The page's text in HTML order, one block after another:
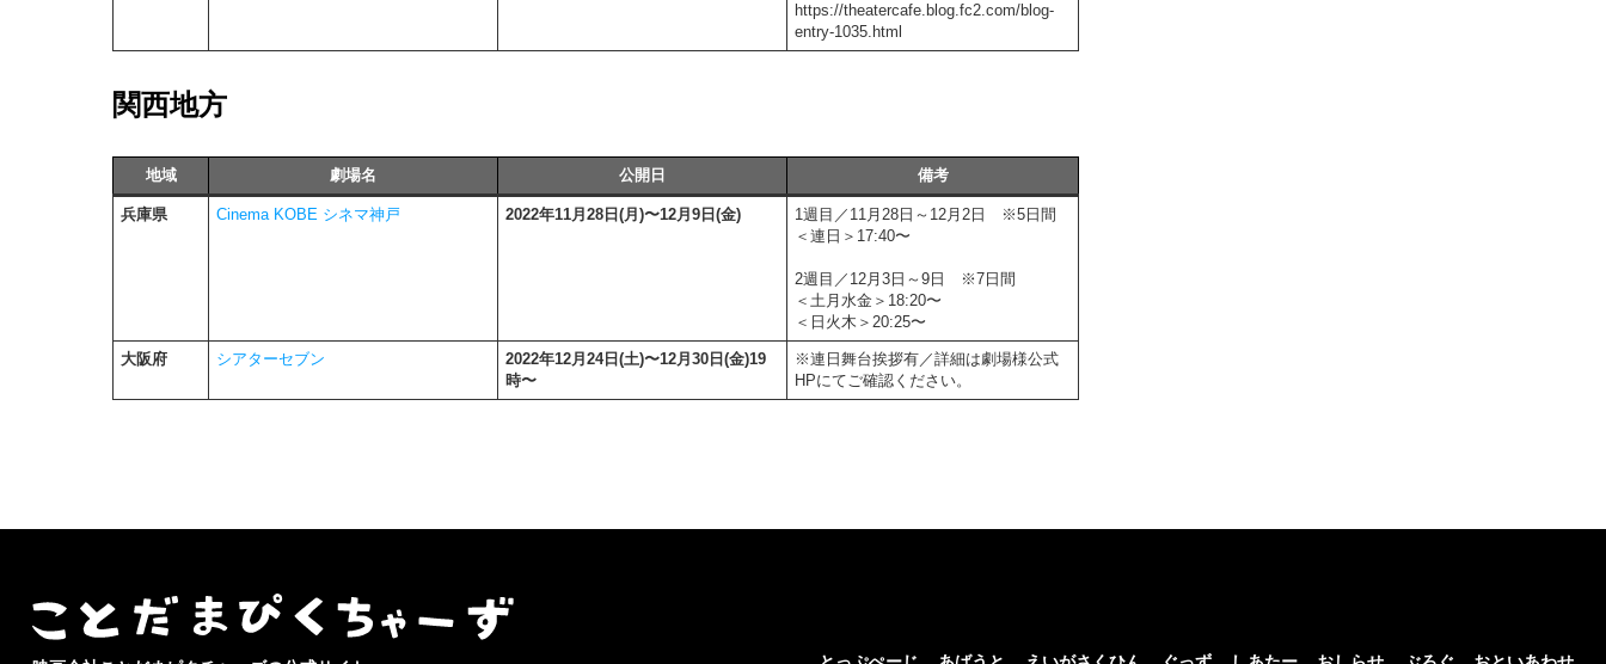
https://theatercafe.blog.fc2.com/blog-
entry-1035.html
関西地方
地域 劇場名 公開日 備考
兵庫県 Cinema KOBE シネマ神戸 2022年11月28日(月)〜12月9日(金)
1週目／11月28日～12月2日 ※5日間
＜連日＞17:40〜
2週目／12月3日～9日 ※7日間
＜土月水金＞18:20〜
＜日火木＞20:25〜
大阪府 シアターセブン
2022年12月24日(土)〜12月30日(金)19
時〜
※連日舞台挨拶有／詳細は劇場様公式
HPにてご確認ください。